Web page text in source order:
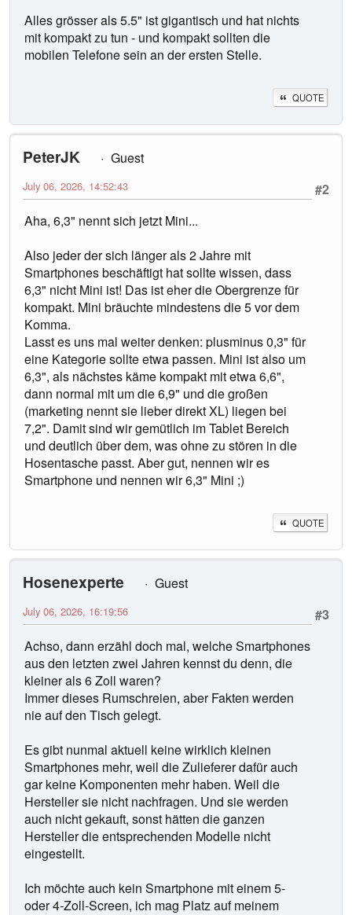
Alles grösser als 5.5" ist gigantisch und hat nichts
mit kompakt zu tun - und kompakt sollten die
mobilen Telefone sein an der ersten Stelle.
QUOTE
PeterJK
Guest
#2
July 06, 2026, 14:52:43
Aha, 6,3" nennt sich jetzt Mini...
Also jeder der sich länger als 2 Jahre mit
Smartphones beschäftigt hat sollte wissen, dass
6,3" nicht Mini ist! Das ist eher die Obergrenze für
kompakt. Mini bräuchte mindestens die 5 vor dem
Komma.
Lasst es uns mal weiter denken: plusminus 0,3" für
eine Kategorie sollte etwa passen. Mini ist also um
6,3", als nächstes käme kompakt mit etwa 6,6",
dann normal mit um die 6,9" und die großen
(marketing nennt sie lieber direkt XL) liegen bei
7,2". Damit sind wir gemütlich im Tablet Bereich
und deutlich über dem, was ohne zu stören in die
Hosentasche passt. Aber gut, nennen wir es
Smartphone und nennen wir 6,3" Mini ;)
QUOTE
Hosenexperte
Guest
#3
July 06, 2026, 16:19:56
Achso, dann erzähl doch mal, welche Smartphones
aus den letzten zwei Jahren kennst du denn, die
kleiner als 6 Zoll waren?
Immer dieses Rumschreien, aber Fakten werden
nie auf den Tisch gelegt.
Es gibt nunmal aktuell keine wirklich kleinen
Smartphones mehr, weil die Zulieferer dafür auch
gar keine Komponenten mehr haben. Weil die
Hersteller sie nicht nachfragen. Und sie werden
auch nicht gekauft, sonst hätten die ganzen
Hersteller die entsprechenden Modelle nicht
eingestellt.
Ich möchte auch kein Smartphone mit einem 5-
oder 4-Zoll-Screen, ich mag Platz auf meinem